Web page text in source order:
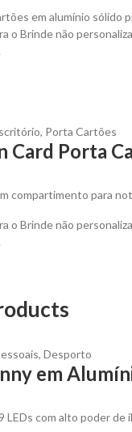
em alumínio sólido
o Brinde não
, Porta Cartões
Card Porta
compartimento para
o Brinde não
, Desporto
em
LEDs com alto poder de